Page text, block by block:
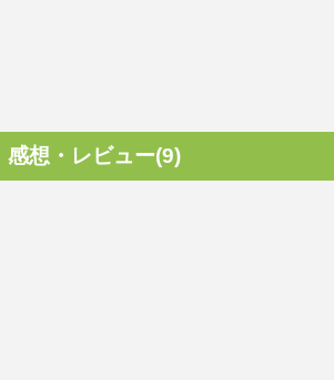
感想・レビュー(9)